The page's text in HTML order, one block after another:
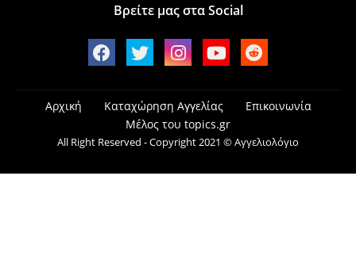
Βρείτε μας στα Social
Αρχική Καταχώρηση Αγγελίας
Επικοινωνία
Μέλος του topics.gr
All Right Reserved - Copyright 2021 © Αγγελιολόγιο